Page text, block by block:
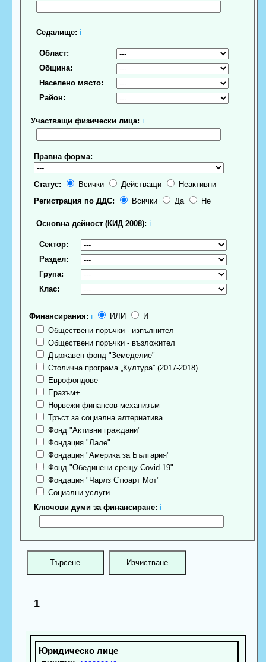
Седалище: ℹ
Област:
Община:
Населено място:
Район:
Участващи физически лица: ℹ
Правна форма:
Статус: Всички Действащи
Неактивни
Регистрация по ДДС:
Всички Да Не
Основна дейност (КИД 2008): ℹ
Сектор:
Раздел:
Група:
Клас:
Финансирания: ℹ ИЛИ
И
Обществени поръчки - изпълнител
Обществени поръчки - възложител
Държавен фонд "Земеделие"
Столична програма „Култура” (2017-2018)
Еврофондове
Еразъм+
Норвежи финансов механизъм
Тръст за социална алтернатива
Фонд "Активни граждани"
Фондация "Лале"
Фондация "Америка за България"
Фонд "Обединени срещу Covid-19"
Фондация "Чарлз Стюарт Мот"
Социални услуги
Ключови думи за финансиране: ℹ
1